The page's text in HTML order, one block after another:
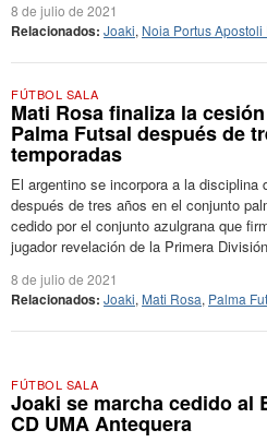
8 de julio de 2021
Relacionados: Joaki, Noia Portus Apostoli
FÚTBOL SALA
Mati Rosa finaliza la
Palma Futsal después de
temporadas
El argentino se incorpora a la disciplina
después de tres años en el conjunto
cedido por el conjunto azulgrana que
jugador revelación de la Primera
8 de julio de 2021
Relacionados: Joaki, Mati Rosa, Palma
FÚTBOL SALA
Joaki se marcha cedido al
CD UMA Antequera